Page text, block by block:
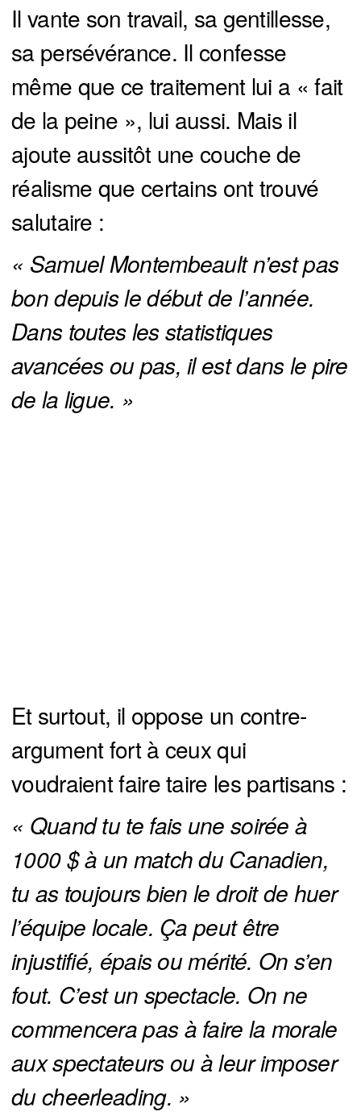
Il vante son travail, sa gentillesse,
sa persévérance. Il confesse
même que ce traitement lui a « fait
de la peine », lui aussi. Mais il
ajoute aussitôt une couche de
réalisme que certains ont trouvé
salutaire :
« Samuel Montembeault n’est pas
bon depuis le début de l’année.
Dans toutes les statistiques
avancées ou pas, il est dans le pire
de la ligue. »
Et surtout, il oppose un contre-
argument fort à ceux qui
voudraient faire taire les partisans :
« Quand tu te fais une soirée à
1000 $ à un match du Canadien,
tu as toujours bien le droit de huer
l’équipe locale. Ça peut être
injustifié, épais ou mérité. On s’en
fout. C’est un spectacle. On ne
commencera pas à faire la morale
aux spectateurs ou à leur imposer
du cheerleading. »